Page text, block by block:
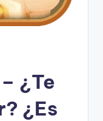
¿Te
¿Es